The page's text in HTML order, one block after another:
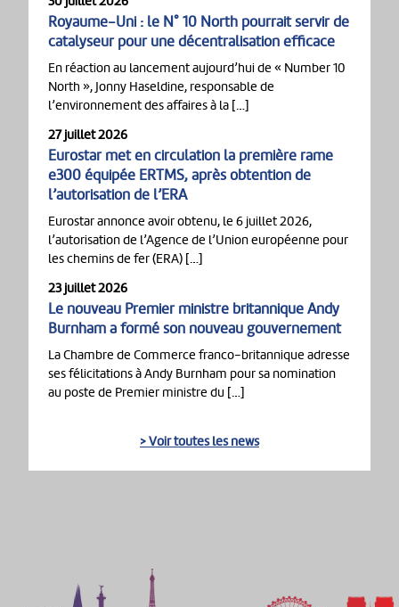
Royaume-Uni : le N° 10 North pourrait servir de
catalyseur pour une décentralisation efficace
En réaction au lancement aujourd’hui de « Number 10
North », Jonny Haseldine, responsable de
l’environnement des affaires à la […]
27 juillet 2026
Eurostar met en circulation la première rame
e300 équipée ERTMS, après obtention de
l’autorisation de l’ERA
Eurostar annonce avoir obtenu, le 6 juillet 2026,
l’autorisation de l’Agence de l’Union européenne pour
les chemins de fer (ERA) […]
23 juillet 2026
Le nouveau Premier ministre britannique Andy
Burnham a formé son nouveau gouvernement
La Chambre de Commerce franco-britannique adresse
ses félicitations à Andy Burnham pour sa nomination
au poste de Premier ministre du […]
> Voir toutes les news